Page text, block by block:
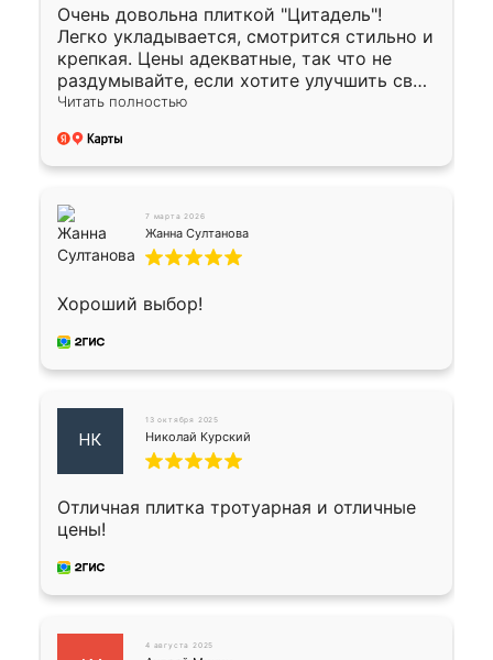
Очень довольна плиткой "Цитадель"!
Легко укладывается, смотрится стильно и
крепкая. Цены адекватные, так что не
раздумывайте, если хотите улучшить свой
двор!
Читать полностью
7 марта 2026
Жанна Султанова
Хороший выбор!
НК
13 октября 2025
Николай Курский
Отличная плитка тротуарная и отличные
цены!
4 августа 2025